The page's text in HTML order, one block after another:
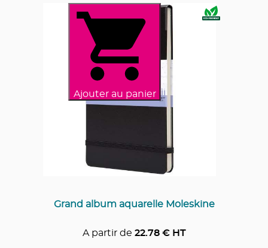
Ajouter au panier
Grand album aquarelle Moleskine
A partir de 22.78€ HT